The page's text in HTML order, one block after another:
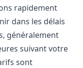
rapidement
dans les délais
généralement
suivant votre
sont